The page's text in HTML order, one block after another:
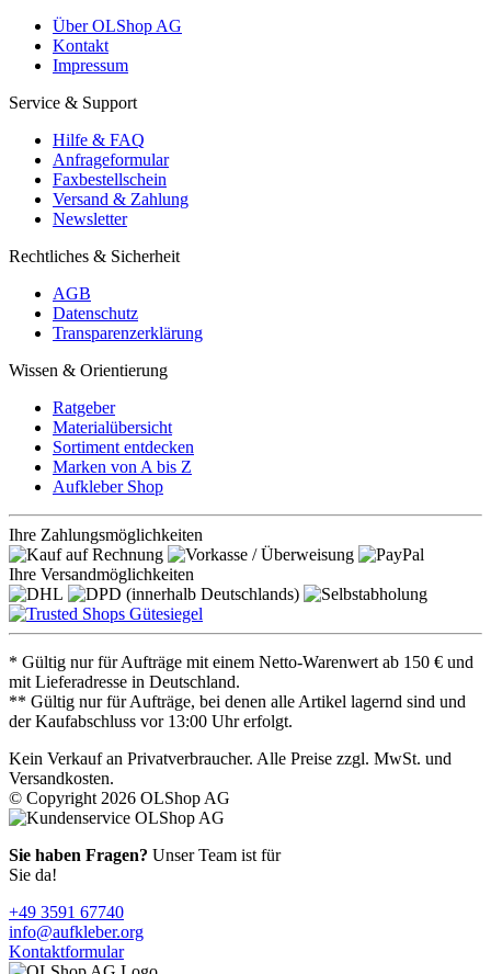
Über OLShop AG
Kontakt
Impressum
Service & Support
Hilfe & FAQ
Anfrageformular
Faxbestellschein
Versand & Zahlung
Newsletter
Rechtliches & Sicherheit
AGB
Datenschutz
Transparenzerklärung
Wissen & Orientierung
Ratgeber
Materialübersicht
Sortiment entdecken
Marken von A bis Z
Aufkleber Shop
Ihre Zahlungsmöglichkeiten
Ihre Versandmöglichkeiten
* Gültig nur für Aufträge mit einem Netto-Warenwert ab 150 € und
mit Lieferadresse in Deutschland.
** Gültig nur für Aufträge, bei denen alle Artikel lagernd sind und
der Kaufabschluss vor 13:00 Uhr erfolgt.
Kein Verkauf an Privatverbraucher. Alle Preise zzgl. MwSt. und
Versandkosten.
© Copyright 2026 OLShop AG
Sie haben Fragen? Unser Team ist für
Sie da!
+49 3591 67740
info@aufkleber.org
Kontaktformular